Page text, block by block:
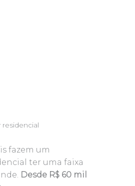
residencial
fazem um
ter uma faixa
Desde R$ 60 mil